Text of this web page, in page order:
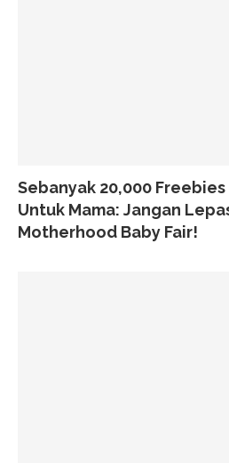
Sebanyak 20,000
Untuk Mama: Jangan
Motherhood Baby Fair!